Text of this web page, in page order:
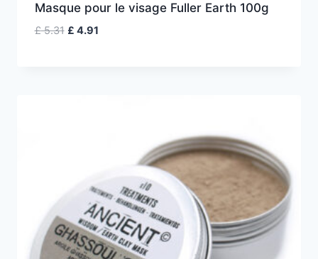
Masque pour le visage Fuller Earth 100g
£5.31 Le
£ 4.91Le